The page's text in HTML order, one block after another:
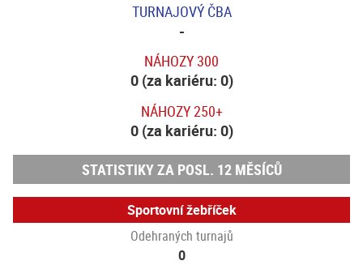
TURNAJOVÝ ČBA
-
NÁHOZY 300
0 (za kariéru: 0)
NÁHOZY 250+
0 (za kariéru: 0)
STATISTIKY ZA POSL. 12 MĚSÍCŮ
Sportovní žebříček
Odehraných turnajů
0